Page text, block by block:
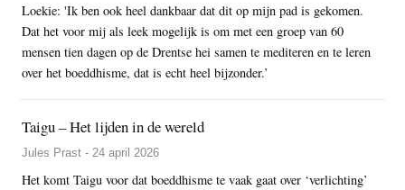
Loekie: 'Ik ben ook heel dankbaar dat dit op mijn pad is gekomen.
Dat het voor mij als leek mogelijk is om met een groep van 60
mensen tien dagen op de Drentse hei samen te mediteren en te leren
over het boeddhisme, dat is echt heel bijzonder.’
Taigu – Het lijden in de wereld
Jules Prast - 24 april 2026
Het komt Taigu voor dat boeddhisme te vaak gaat over ‘verlichting’